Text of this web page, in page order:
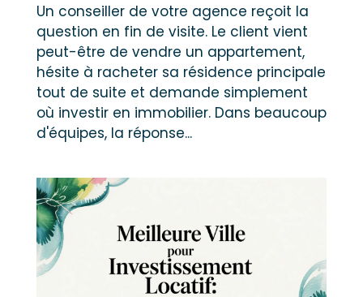
Un conseiller de votre agence reçoit la
question en fin de visite. Le client vient
peut-être de vendre un appartement,
hésite à racheter sa résidence principale
tout de suite et demande simplement
où investir en immobilier. Dans beaucoup
d'équipes, la réponse...